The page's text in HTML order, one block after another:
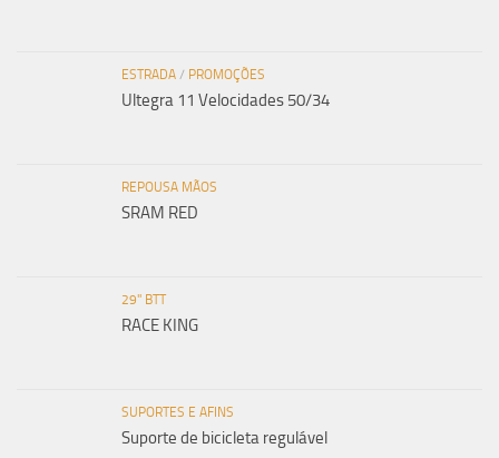
ESTRADA / PROMOÇÕES
Ultegra 11 Velocidades 50/34
REPOUSA MÃOS
SRAM RED
29" BTT
RACE KING
SUPORTES E AFINS
Suporte de bicicleta regulável